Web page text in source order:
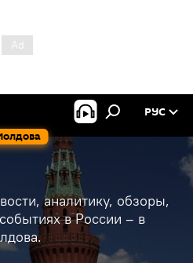
РУС
аналитику, обзоры,
в России – в